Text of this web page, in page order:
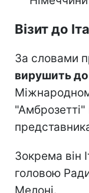
Візит до
За словами
вирушить до
"Амброзетті"
Зокрема він
головою
Мелоні.